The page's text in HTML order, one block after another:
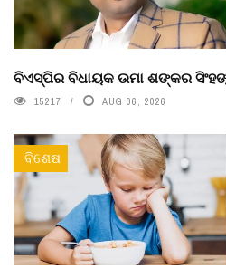
ବିଏସ୍‌ପିର ବିଧାୟକ ଉମା ଶଙ୍କର
15217 AUG 06, 2026
ବିଶେଷ